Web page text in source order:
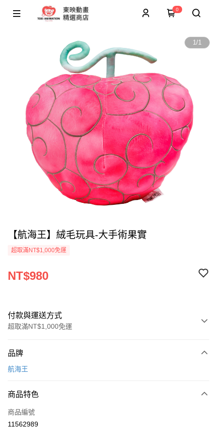
0
1/1
【航海王】絨毛玩具-大手術果實
超取滿NT$1,000免運
NT$980
付款與運送方式
超取滿NT$1,000免運
信用卡一次付款
Apple Pay
品牌
航海王
商品特色
商品編號
11562989